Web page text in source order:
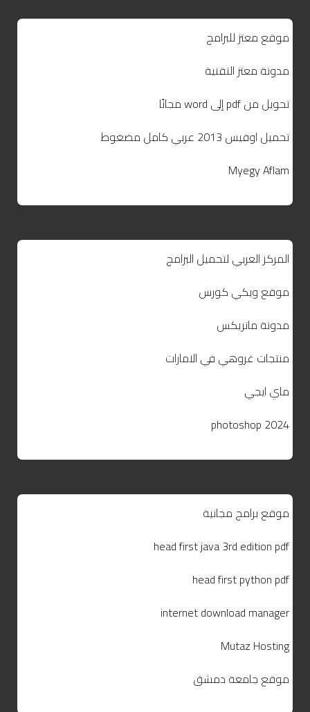
موقع معتز للبرامج
مدونة معتز التقنية
تحويل من pdf إلى word مجانًا
تحميل اوفيس 2013 عربي كامل مضغوط
Myegy Aflam
المركز العربي لتحميل البرامج
موقع ويكي كورس
مدونة ماتريكس
منتجات غروهي في الامارات
ماي ايجي
photoshop 2024
موقع برامج مجانية
head first java 3rd edition pdf
head first python pdf
internet download manager
Mutaz Hosting
موقع جامعة دمشق